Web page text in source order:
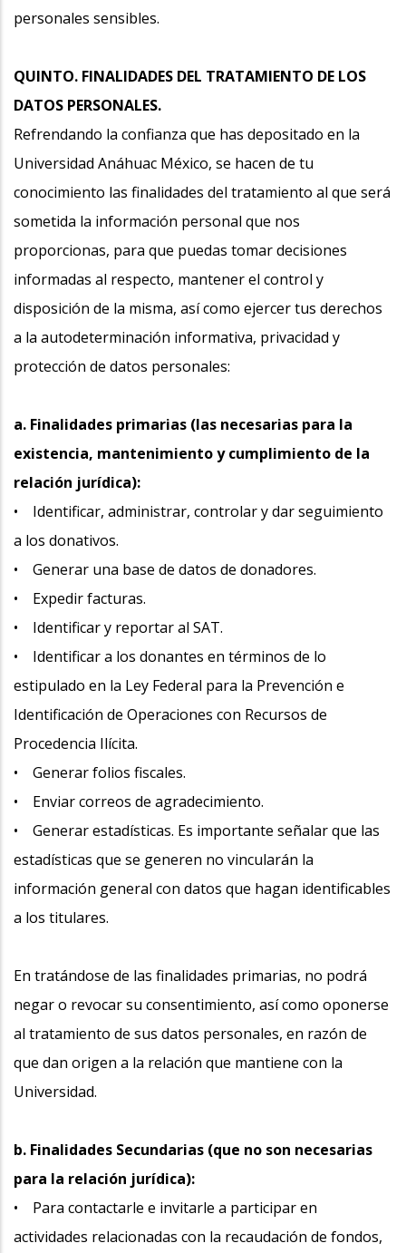
personales sensibles.
QUINTO. FINALIDADES DEL TRATAMIENTO DE LOS
DATOS PERSONALES.
Refrendando la confianza que has depositado en la
Universidad Anáhuac México, se hacen de tu
conocimiento las finalidades del tratamiento al que será
sometida la información personal que nos
proporcionas, para que puedas tomar decisiones
informadas al respecto, mantener el control y
disposición de la misma, así como ejercer tus derechos
a la autodeterminación informativa, privacidad y
protección de datos personales:
a. Finalidades primarias (las necesarias para la
existencia, mantenimiento y cumplimiento de la
relación jurídica):
• Identificar, administrar, controlar y dar seguimiento
a los donativos.
• Generar una base de datos de donadores.
• Expedir facturas.
• Identificar y reportar al SAT.
• Identificar a los donantes en términos de lo
estipulado en la Ley Federal para la Prevención e
Identificación de Operaciones con Recursos de
Procedencia Ilícita.
• Generar folios fiscales.
• Enviar correos de agradecimiento.
• Generar estadísticas. Es importante señalar que las
estadísticas que se generen no vincularán la
información general con datos que hagan identificables
a los titulares.
En tratándose de las finalidades primarias, no podrá
negar o revocar su consentimiento, así como oponerse
al tratamiento de sus datos personales, en razón de
que dan origen a la relación que mantiene con la
Universidad.
b. Finalidades Secundarias (que no son necesarias
para la relación jurídica):
• Para contactarle e invitarle a participar en
actividades relacionadas con la recaudación de fondos,